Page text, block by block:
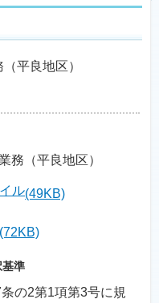
平良地区）
務（平良地区）
(49KB)
(72KB)
基準
の2第1項第3号に規